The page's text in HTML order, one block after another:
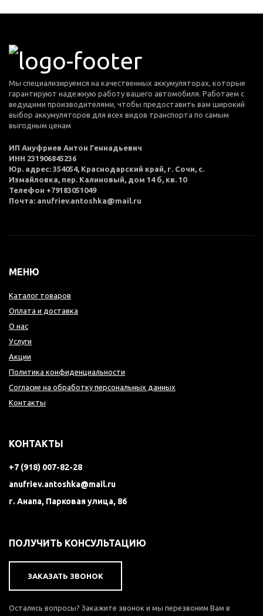
Мы специализируемся на качественных аккумуляторах, которые
гарантируют надежную работу вашего автомобиля. Работаем с
ведущими производителями, чтобы предоставить вам широкий
выбор аккумуляторов для всех видов транспорта по самым
выгодным ценам
ИП Ануфриев Антон Геннадьевич
ИНН 231906845236
Юр. адрес: 354054, Краснодарский край, г. Сочи, с.
Измайловка, пер. Калиновый, дом 14 б, кв. 10
Телефон +79183051049
Почта: anufriev.antoshka@mail.ru
МЕНЮ
Каталог товаров
Оплата и доставка
О нас
Услуги
Акции
Политика конфиденциальности
Согласие на обработку персональных данных
Контакты
КОНТАКТЫ
+7 (918) 007-82-28
anufriev.antoshka@mail.ru
г. Анапа, Парковая улица, 86
ПОЛУЧИТЬ КОНСУЛЬТАЦИЮ
ЗАКАЗАТЬ ЗВОНОК
Остались вопросы? Закажите звонок и мы перезвоним Вам в